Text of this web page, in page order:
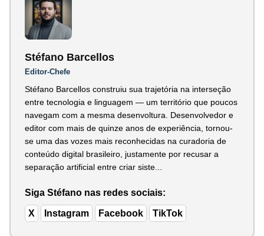
Stéfano Barcellos
Editor-Chefe
Stéfano Barcellos construiu sua trajetória na interseção
entre tecnologia e linguagem — um território que poucos
navegam com a mesma desenvoltura. Desenvolvedor e
editor com mais de quinze anos de experiência, tornou-
se uma das vozes mais reconhecidas na curadoria de
conteúdo digital brasileiro, justamente por recusar a
separação artificial entre criar siste...
Siga Stéfano nas redes sociais:
X Instagram Facebook TikTok